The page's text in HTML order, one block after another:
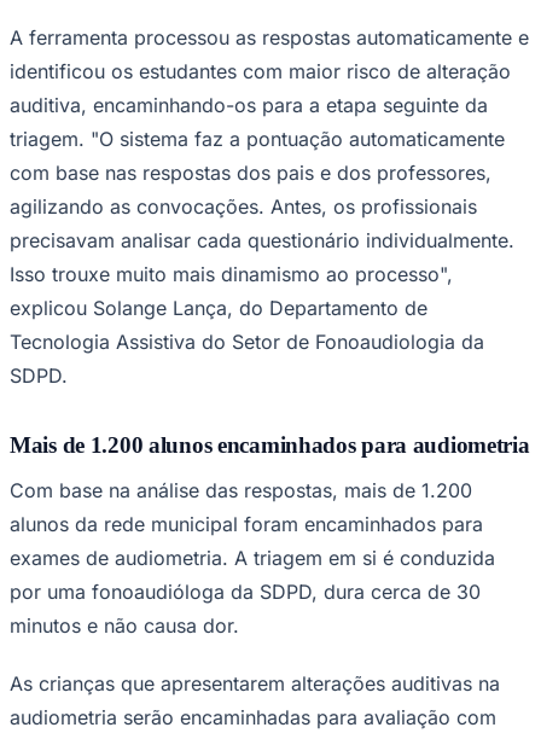
Ceará
campanha Caminhos do Som, que aplicou triagem
auditiva em 56 escolas municipais.
Questionário digital agilizou a triagem
Pais e professores das 56 escolas participantes
responderam a um questionário on-line acessado por QR
Code, sistema desenvolvido pela Secretaria de
Educação. Ao todo, foram preenchidos 8.174
questionários, com perguntas objetivas sobre o
comportamento auditivo das crianças — como se elas
normal, se pronunciam palavras de forma diferente de
barulhos no ouvido.
A ferramenta processou as respostas automaticamente e
identificou os estudantes com maior risco de alteração
auditiva, encaminhando-os para a etapa seguinte da
com base nas respostas dos pais e dos professores,
agilizando as convocações. Antes, os profissionais